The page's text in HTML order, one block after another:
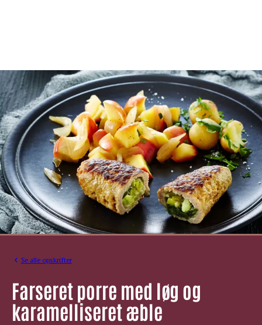
Se alle opskrifter
Farseret porre med løg og
karamelliseret æble